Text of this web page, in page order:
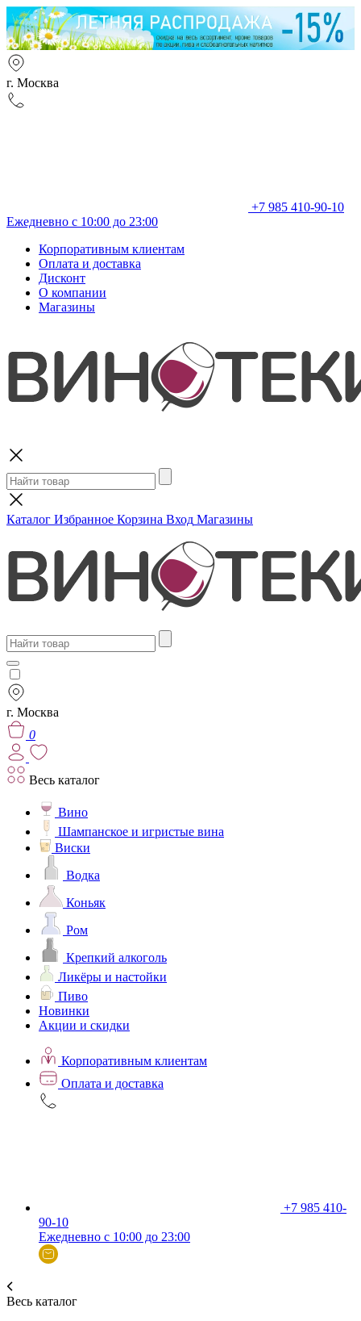
г. Москва
+7 985 410-90-10
Ежедневно с 10:00 до 23:00
Корпоративным клиентам
Оплата и доставка
Дисконт
О компании
Магазины
Каталог Избранное Корзина Вход Магазины
г. Москва
0
Весь каталог
Вино
Шампанское и игристые вина
Виски
Водка
Коньяк
Ром
Крепкий алкоголь
Ликёры и настойки
Пиво
Новинки
Акции и скидки
Корпоративным клиентам
Оплата и доставка
+7 985 410-
90-10
Ежедневно с 10:00 до 23:00
Весь каталог